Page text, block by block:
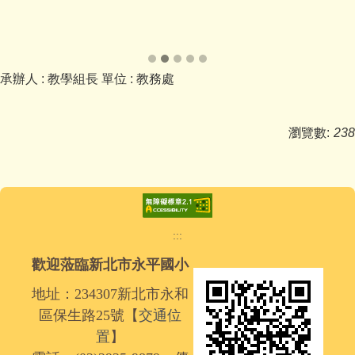
承辦人 : 教學組長 單位 : 教務處
瀏覽數: 238
:::
歡迎蒞臨新北市永平國小
地址：234307新北市永和
區保生路25號【交通位
置 】